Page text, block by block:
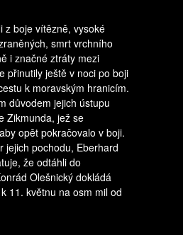
z boje vítězně, vysoké
smrt vrchního
i značné ztráty mezi
přinutily ještě v noci po boji
k moravským hranicím.
důvodem jejich ústupu
Zikmunda, jež se
opět pokračovalo v boji.
jejich pochodu, Eberhard
že odtáhli do
Olešnický dokládá
11. květnu na osm mil od